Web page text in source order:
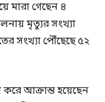
মারা গেছেন ৪
মৃত্যুর সংখ্যা
সংখ্যা পৌঁছেছে ৫২
আক্রান্ত হয়েছেন